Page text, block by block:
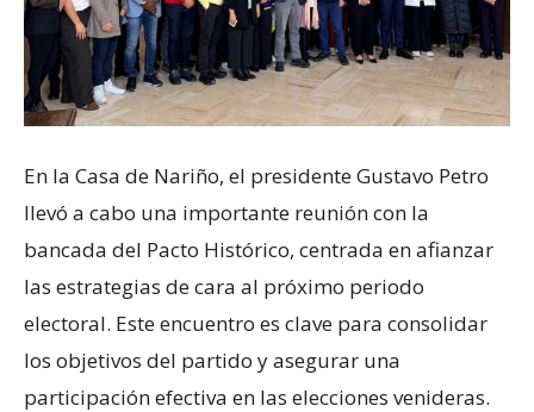
En la Casa de Nariño, el presidente Gustavo Petro
llevó a cabo una importante reunión con la
bancada del Pacto Histórico, centrada en afianzar
las estrategias de cara al próximo periodo
electoral. Este encuentro es clave para consolidar
los objetivos del partido y asegurar una
participación efectiva en las elecciones venideras.